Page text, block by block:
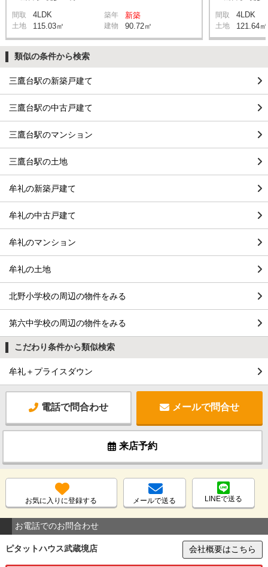
間取 4LDK 築年 新築
土地 115.03㎡ 建物 90.72㎡
間取 4LDK
土地 121.64㎡
類似の条件から検索
三鷹台駅の新築戸建て
三鷹台駅の中古戸建て
三鷹台駅のマンション
三鷹台駅の土地
牟礼の新築戸建て
牟礼の中古戸建て
牟礼のマンション
牟礼の土地
北野小学校の周辺の物件をみる
第六中学校の周辺の物件をみる
こだわり条件から類似検索
牟礼＋プライスダウン
電話で問合わせ メールで問合せ
来店予約
お気に入りに登録する メールで送る LINEで送る
お電話でのお問合わせ
ピタットハウス武蔵境店 会社概要はこちら